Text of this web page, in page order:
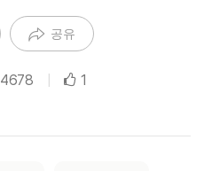
공유
4678 1